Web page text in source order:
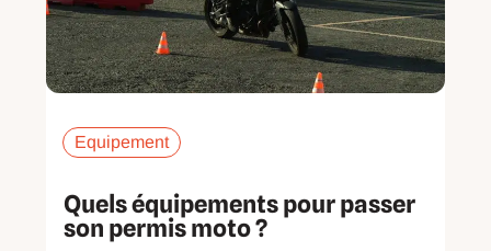
Equipement
Quels équipements pour passer
son permis moto ?